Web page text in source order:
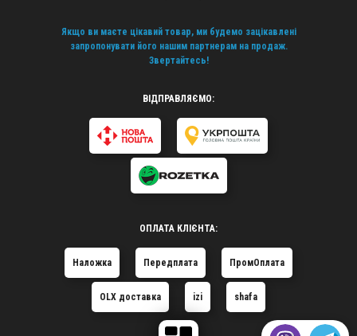
Якщо ви маєте цікавий товар, ми будемо зацікавлені
запропонувати його нашим партнерам на продаж.
Звертайтесь!
ВІДПРАВЛЯЄМО:
ОПЛАТА КЛІЄНТА:
Наложка Передплата ПромОплата
OLX доставка izi shafa